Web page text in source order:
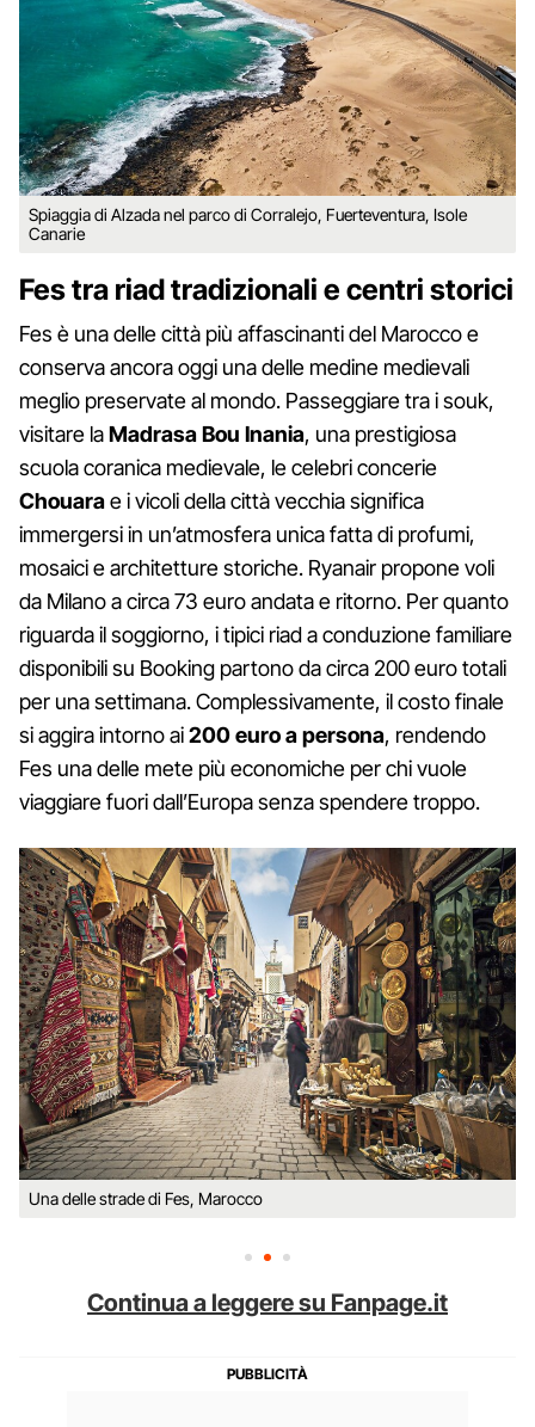
Spiaggia di Alzada nel parco di Corralejo, Fuerteventura, Isole
Canarie
Fes tra riad tradizionali e centri storici
Fes è una delle città più affascinanti del Marocco e
conserva ancora oggi una delle medine medievali
meglio preservate al mondo. Passeggiare tra i souk,
visitare laMadrasa Bou Inania, una prestigiosa
scuola coranica medievale, le celebri concerie
Chouarae i vicoli della città vecchia significa
immergersi in un’atmosfera unica fatta di profumi,
mosaici e architetture storiche. Ryanair propone voli
da Milano a circa 73 euro andata e ritorno. Per quanto
riguarda il soggiorno, i tipici riad a conduzione familiare
disponibili su Booking partono da circa 200 euro totali
per una settimana. Complessivamente, il costo finale
si aggira intorno ai200 euro a persona, rendendo
Fes una delle mete più economiche per chi vuole
viaggiare fuori dall’Europa senza spendere troppo.
Una delle strade di Fes, Marocco
Continua a leggere su Fanpage.it